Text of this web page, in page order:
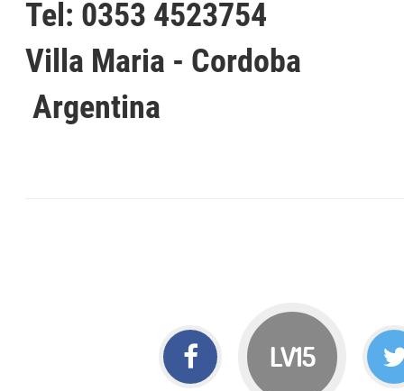
Tel: 0353 4523754
Villa Maria - Cordoba
Argentina
LV15